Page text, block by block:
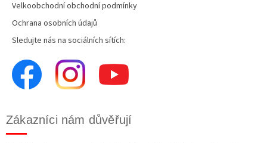
Velkoobchodní obchodní podmínky
Ochrana osobních údajů
Sledujte nás na sociálních sítích:
Zákazníci nám důvěřují